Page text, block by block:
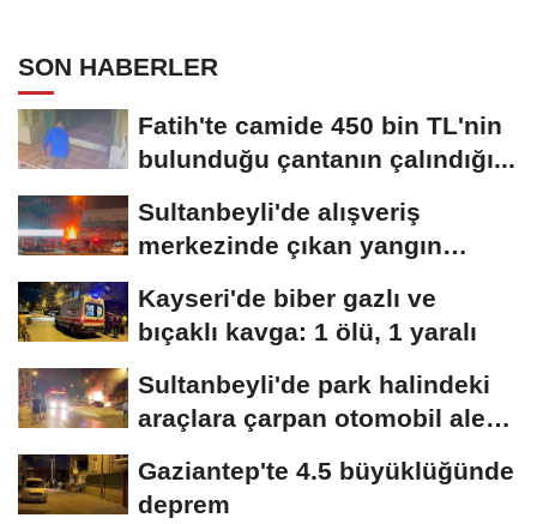
SON HABERLER
Fatih'te camide 450 bin TL'nin
bulunduğu çantanın çalındığı...
Sultanbeyli'de alışveriş
merkezinde çıkan yangın
Kayseri'de biber gazlı ve
bıçaklı kavga: 1 ölü, 1 yaralı
Sultanbeyli'de park halindeki
araçlara çarpan otomobil alev
Gaziantep'te 4.5 büyüklüğünde
deprem